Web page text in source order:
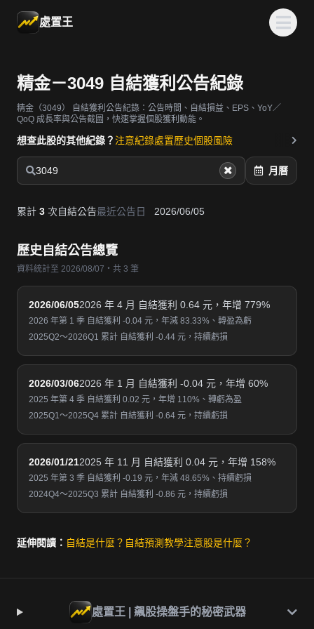
處置王
精金－3049 自結獲利公告紀錄
精金（3049）
自結獲利公告紀錄：公告時間、自結損益、EPS、YoY／
QoQ 成長率與公告截圖，快速掌握個股獲利動能。
想查此股的其他紀錄？ 注意紀錄處置歷史個股風險
3049 月曆
累計 3 次自結公告最近公告日 2026/06/05
歷史自結公告總覽
資料統計至 2026/08/07・共 3 筆
2026/06/052026 年 4 月 自結獲利 0.64 元，年增 779%
2026 年第 1 季 自結獲利 -0.04 元，年減 83.33%、轉盈為虧
2025Q2～2026Q1 累計 自結獲利 -0.44 元，持續虧損
2026/03/062026 年 1 月 自結獲利 -0.04 元，年增 60%
2025 年第 4 季 自結獲利 0.02 元，年增 110%、轉虧為盈
2025Q1～2025Q4 累計 自結獲利 -0.64 元，持續虧損
2026/01/212025 年 11 月 自結獲利 0.04 元，年增 158%
2025 年第 3 季 自結獲利 -0.19 元，年減 48.65%、持續虧損
2024Q4～2025Q3 累計 自結獲利 -0.86 元，持續虧損
延伸閱讀： 自結是什麼？ 自結預測教學注意股是什麼？
處置王 | 飆股操盤手的秘密武器